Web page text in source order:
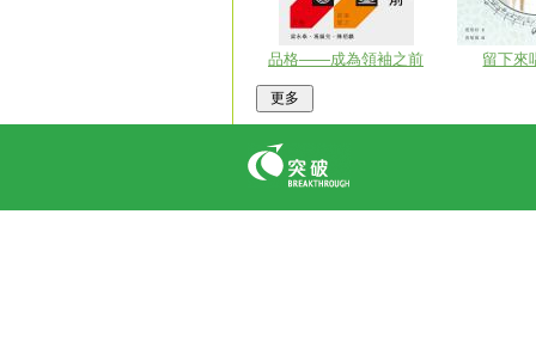
品格——成為領袖之前 留下來